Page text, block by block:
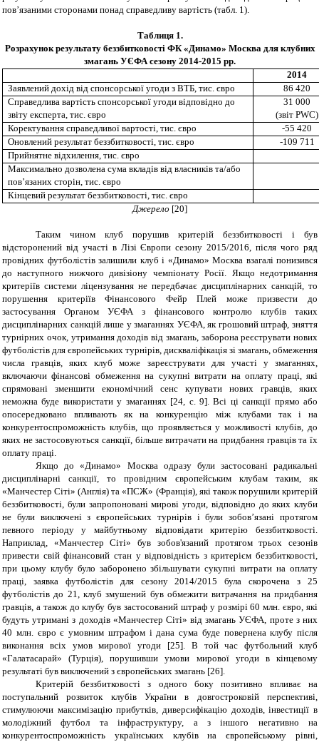
пов’язаними сторонами понад справедливу вартість (табл. 1).
Таблиця 1.
Розрахунок результату беззбитковості ФК «Динамо» Москва для клубних
змагань УЄФА сезону 2014-2015 рр.
2014
Заявлений дохід від спонсорської угоди з ВТБ, тис. євро
86 420
Справедлива вартість спонсорської угоди відповідно до
звіту експерта, тис. євро
31 000
(звіт PWC)
Коректування справедливої вартості, тис. євро
-55 420
Оновлений результат беззбитковості, тис. євро
-109 711
Прийнятне відхилення, тис. євро
Максимально дозволена сума вкладів від власників та/або
пов’язаних сторін, тис. євро
Кінцевий результат беззбитковості, тис. євро
Джерело [20]
Таким чином клуб порушив критерій беззбитковості і був
відсторонений від участі в Лізі Європи сезону 2015/2016, після чого ряд
провідних футболістів залишили клуб і «Динамо» Москва взагалі понизився
до наступного нижчого дивізіону чемпіонату Росії. Якщо недотримання
критеріїв системи ліцензування не передбачає дисциплінарних санкцій, то
порушення критеріїв Фінансового Фейр Плей може призвести до
застосування Органом УЄФА з фінансового контролю клубів таких
дисциплінарних санкцій лише у змаганнях УЄФА, як грошовий штраф, зняття
турнірних очок, утримання доходів від змагань, заборона реєструвати нових
футболістів для європейських турнірів, дискваліфікація зі змагань, обмеження
числа гравців, яких клуб може зареєструвати для участі у змаганнях,
включаючи фінансові обмеження на сукупні витрати на оплату праці, які
спрямовані зменшити економічний сенс купувати нових гравців, яких
неможна буде використати у змаганнях [24, с. 9]. Всі ці санкції прямо або
опосередковано впливають як на конкуренцію між клубами так і на
конкурентоспроможність клубів, що проявляється у можливості клубів, до
яких не застосовуються санкції, більше витрачати на придбання гравців та їх
оплату праці.
Якщо до «Динамо» Москва одразу були застосовані радикальні
дисциплінарні санкції, то провідним європейським клубам таким, як
«Манчестер Сіті» (Англія) та «ПСЖ» (Франція), які також порушили критерій
беззбитковості, були запропоновані мирові угоди, відповідно до яких клуби
не були виключені з європейських турнірів і були зобов’язані протягом
певного періоду у майбутньому відповідати критерію беззбитковості.
Наприклад, «Манчестер Сіті» був зобов'язаний протягом трьох сезонів
привести свій фінансовий стан у відповідність з критерієм беззбитковості,
при цьому клубу було заборонено збільшувати сукупні витрати на оплату
праці, заявка футболістів для сезону 2014/2015 була скорочена з 25
футболістів до 21, клуб змушений був обмежити витрачання на придбання
гравців, а також до клубу був застосований штраф у розмірі 60 млн. євро, які
будуть утримані з доходів «Манчестер Сіті» від змагань УЄФА, проте з них
40 млн. євро є умовним штрафом і дана сума буде повернена клубу після
виконання всіх умов мирової угоди [25]. В той час футбольний клуб
«Галатасарай» (Турція), порушивши умови мирової угоди в кінцевому
результаті був виключений з європейських змагань [26].
Критерій беззбитковості з одного боку позитивно впливає на
поступальний розвиток клубів України в довгостроковій перспективі,
стимулюючи максимізацію прибутків, диверсифікацію доходів, інвестиції в
молодіжний футбол та інфраструктуру, а з іншого негативно на
конкурентоспроможність українських клубів на європейському рівні,